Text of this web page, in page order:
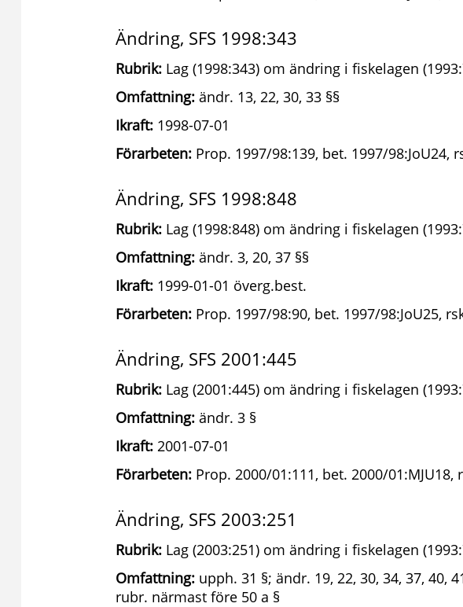
Ändring, SFS 1998:343
Rubrik: Lag (1998:343) om ändring i fiskelagen
Omfattning: ändr. 13, 22, 30, 33 §§
Ikraft: 1998-07-01
Förarbeten: Prop. 1997/98:139, bet. 1997/98:JoU24,
Ändring, SFS 1998:848
Rubrik: Lag (1998:848) om ändring i fiskelagen
Omfattning: ändr. 3, 20, 37 §§
Ikraft: 1999-01-01 överg.best.
Förarbeten: Prop. 1997/98:90, bet. 1997/98:JoU25,
Ändring, SFS 2001:445
Rubrik: Lag (2001:445) om ändring i fiskelagen
Omfattning: ändr. 3 §
Ikraft: 2001-07-01
Förarbeten: Prop. 2000/01:111, bet. 2000/01:MJU18,
Ändring, SFS 2003:251
Rubrik: Lag (2003:251) om ändring i fiskelagen
Omfattning: upph. 31 §; ändr. 19, 22, 30, 34, 37, 40,
rubr. närmast före 50 a §